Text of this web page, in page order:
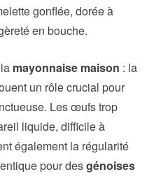
gonflée, dorée à
en bouche.
mayonnaise maison : la
un rôle crucial pour
Les œufs trop
liquide, difficile à
également la régularité
pour desgénoises